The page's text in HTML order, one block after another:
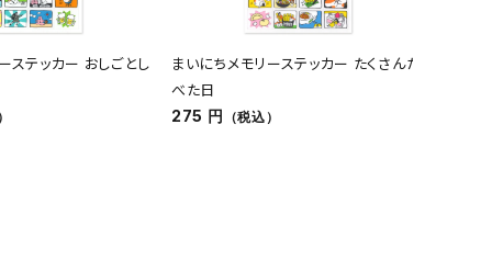
ステッカー おしごとし
まいにちメモリーステッカー たくさんた
べた日
275 円 （税込）